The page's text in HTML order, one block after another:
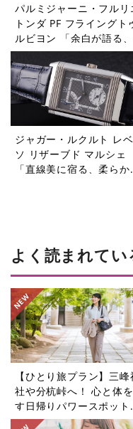
パルミジャーニ・フルリ
トンダ PF フライングト
ルビヨン 「余白が語る、
当の贅沢」【今週の逸本
Vol.364】
ジャガー・ルクルト レ
ソ リザーブド マルシェ
「直線美に宿る、柔らか
よく読まれてい
【ひとり旅プラン】三峰
社や分杭峠へ！ 心と体
す日帰りパワースポット
アー5選